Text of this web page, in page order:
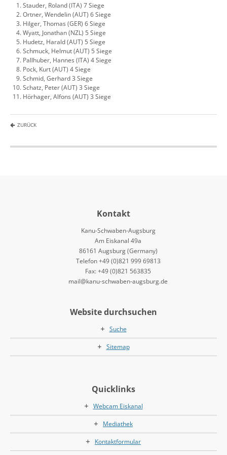
Stauder, Roland (ITA) 7 Siege
Ortner, Wendelin (AUT) 6 Siege
Hilger, Thomas (GER) 6 Siege
Wyatt, Jonathan (NZL) 5 Siege
Hudetz, Harald (AUT) 5 Siege
Schmuck, Helmut (AUT) 5 Siege
Pallhuber, Hannes (ITA) 4 Siege
Pock, Kurt (AUT) 4 Siege
Schmid, Gerhard 3 Siege
Schatz, Peter (AUT) 3 Siege
Hörhager, Alfons (AUT) 3 Siege
ZURÜCK
Kontakt
Kanu-Schwaben-Augsburg
Am Eiskanal 49a
86161 Augsburg (Germany)
Telefon +49 (0)821 999 69813
Fax: +49 (0)821 563835
mail@kanu-schwaben-augsburg.de
Website durchsuchen
Suche
Sitemap
Quicklinks
Webcam Eiskanal
Mediathek
Kontaktformular